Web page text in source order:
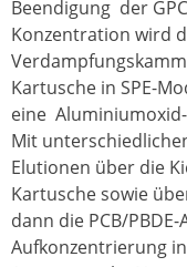
Beendigung der
Konzentration wird
Kartusche in SPE-
eine
Mit
Elutionen über die
Kartusche sowie
dann die PCB/
Aufkonzentrierung